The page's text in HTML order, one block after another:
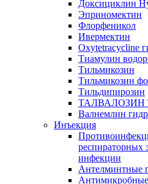
Доксициклин
Эприномектин
Флорфеникол
Ивермектин
Oxytetracycline
Тиамулин
Тильмикозин
Тильмикозин
Тильдипирозин
ТАЛВАЛОЗИН
Валнемлин
Инъекция
респираторных
инфекции
Антелминтные